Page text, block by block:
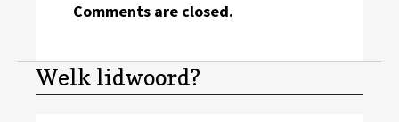
Comments are closed.
Welk lidwoord?